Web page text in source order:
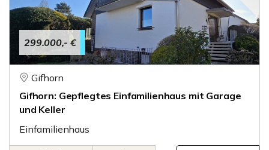
299.000,- €
Gifhorn
Gifhorn: Gepflegtes Einfamilienhaus mit Garage
und Keller
Einfamilienhaus